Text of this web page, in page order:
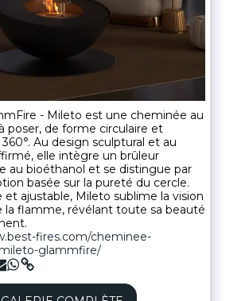
- Mileto est une cheminée au
poser, de forme circulaire et
Au design sculptural et au
elle intègre un brûleur
au bioéthanol et se distingue par
basée sur la pureté du cercle.
et ajustable, Mileto sublime la vision
la flamme, révélant toute sa beauté
fires.com/cheminee-
glammfire/